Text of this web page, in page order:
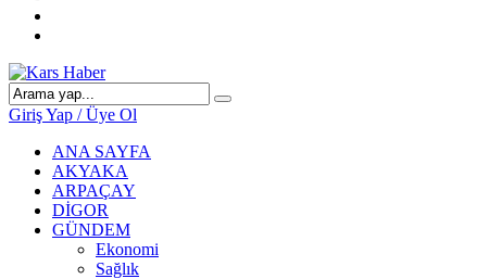
Giriş Yap / Üye Ol
ANA SAYFA
AKYAKA
ARPAÇAY
DİGOR
GÜNDEM
Ekonomi
Sağlık